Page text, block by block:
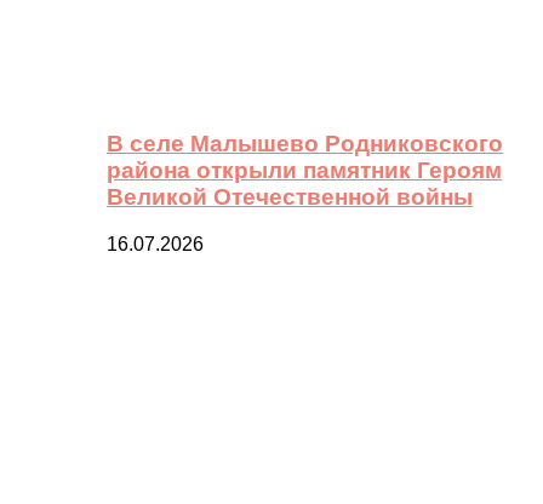
В селе Малышево Родниковского
района открыли памятник Героям
Великой Отечественной войны
16.07.2026